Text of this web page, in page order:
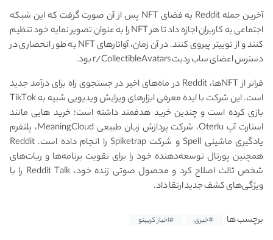
آخرین حمله Reddit به فضای NFT پس از آن صورت گرفت که این شبکه
اجتماعی به کاربران اجازه داد تا هر NFT را به عنوان تصویر نمایه خود تنظیم
کنند و از توییتر پیروی کنند. در آن زمان، آواتارهای NFT به طور انحصاری در
دسترس اعضای ساب ردیت r/CollectibleAvatars بود.
فراتر از NFTها، Reddit در ماه‌های اخیر در جستجوی راه برای درآمد جدید
است. این شرکت با ایده معرفی ابزارهای ویرایش ویدیویی شبیه به TikTok
بازی کرده است و چندین خرید هدفمند داشته است؛ خرید هایی مانند
استارت آپ Oterlu، شرکت پردازش زبان طبیعی MeaningCloud، پلتفرم
یادگیری ماشینی Spell و شرکت Spiketrap را انجام داده است. Reddit
همچنین پورتال توسعه‌دهنده خود را برای تقویت برنامه‌ها و ربات‌های
شخص ثالث اصلاح کرد و محصول صوتی زنده خود، Reddit Talk را با
ویژگی‌های کشف جدید ارتقا داد.
برچسب ها #خبری #اخبار کریپتو